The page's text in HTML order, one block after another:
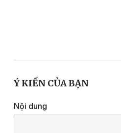
Ý KIẾN CỦA BẠN
Nội dung